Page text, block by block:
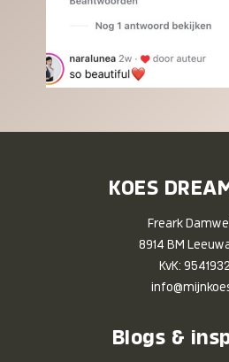
KOES
Freark
8914 BM
KvK:
Blogs &